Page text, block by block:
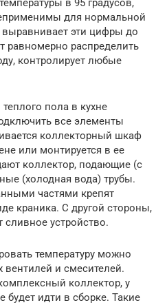
в 95 градусов,
для нормальной
выравнивает эти цифры до
равномерно распределить
контролирует любые
пола в кухне
все элементы
коллекторный шкаф
или монтируется в ее
коллектор, подающие (с
(холодная вода) трубы.
частями крепят
краника. С другой стороны,
устройство.
температуру можно
вентилей и смесителей.
коллектор, у
будет идти в сборке. Такие